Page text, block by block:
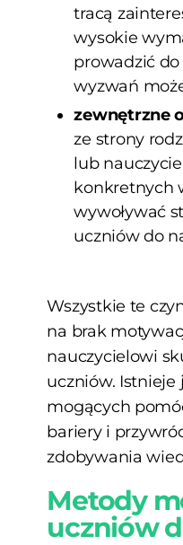
tracą
wysokie
prowadzić
wyzwań
zewnętrzne
ze strony
lub
konkretnych
wywoływać
uczniów do
Wszystkie te
na brak
nauczycielowi
uczniów.
mogących
bariery i
zdobywania
Metody
uczniów